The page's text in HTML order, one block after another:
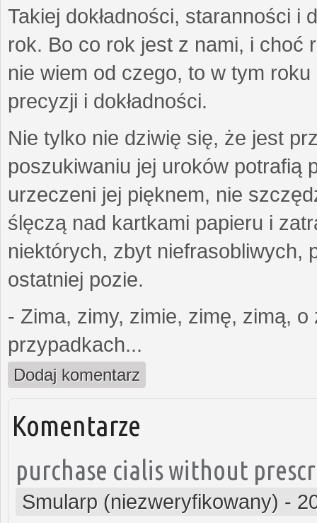
Takiej dokładności, staranności
rok. Bo co rok jest z nami, i choć
nie wiem od czego, to w tym
precyzji i dokładności.
Nie tylko nie dziwię się, że jest
poszukiwaniu jej uroków potrafią
urzeczeni jej pięknem, nie
ślęczą nad kartkami papieru i
niektórych, zbyt niefrasobliwych,
ostatniej pozie.
- Zima, zimy, zimie, zimę, zimą,
przypadkach...
Dodaj komentarz
Komentarze
purchase cialis without
Smularp (niezweryfikowany) -